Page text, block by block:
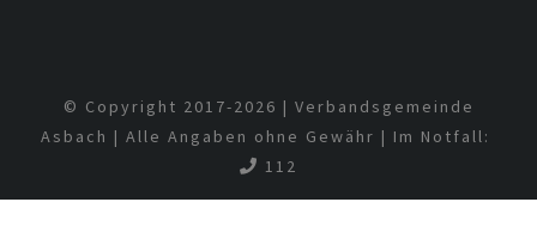
© Copyright 2017-2026 | Verbandsgemeinde
Asbach | Alle Angaben ohne Gewähr | Im Notfall:
112